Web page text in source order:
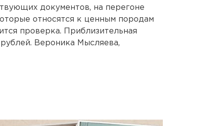
документов, на перегоне
относятся к ценным породам
проверка. Приблизительная
Вероника Мысляева,